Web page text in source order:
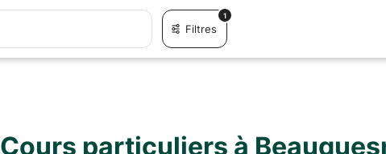
Filtres
1
Cours particuliers à